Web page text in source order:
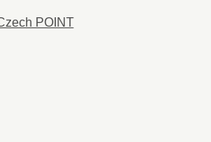
POINT